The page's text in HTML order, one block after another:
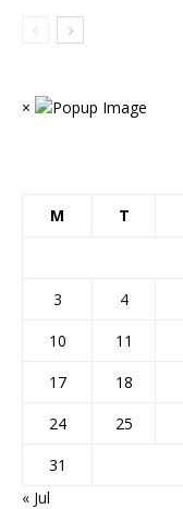
×
M T
3
4
10
11
17
18
24
25
31
« Jul